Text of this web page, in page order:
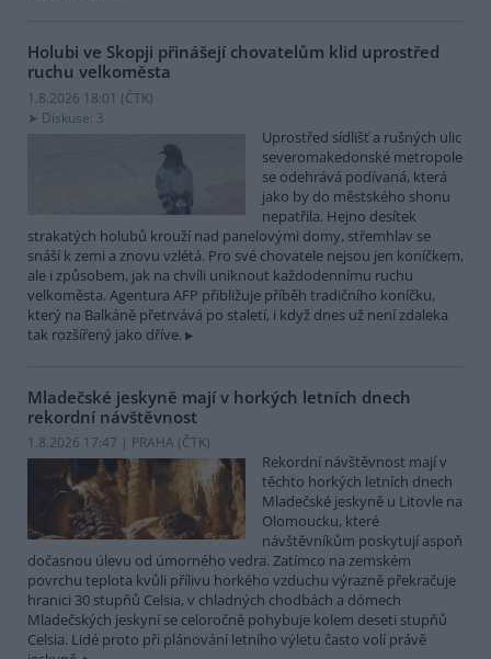
Holubi ve Skopji přinášejí chovatelům klid uprostřed
ruchu velkoměsta
1.8.2026 18:01 (ČTK)
Diskuse: 3
Uprostřed sídlišť a rušných ulic
severomakedonské metropole
se odehrává podívaná, která
jako by do městského shonu
nepatřila. Hejno desítek
strakatých holubů krouží nad panelovými domy, střemhlav se
snáší k zemi a znovu vzlétá. Pro své chovatele nejsou jen koníčkem,
ale i způsobem, jak na chvíli uniknout každodennímu ruchu
velkoměsta. Agentura AFP přibližuje příběh tradičního koníčku,
který na Balkáně přetrvává po staletí, i když dnes už není zdaleka
tak rozšířený jako dříve.
Mladečské jeskyně mají v horkých letních dnech
rekordní návštěvnost
1.8.2026 17:47 | PRAHA (ČTK)
Rekordní návštěvnost mají v
těchto horkých letních dnech
Mladečské jeskyně u Litovle na
Olomoucku, které
návštěvníkům poskytují aspoň
dočasnou úlevu od úmorného vedra. Zatímco na zemském
povrchu teplota kvůli přílivu horkého vzduchu výrazně překračuje
hranici 30 stupňů Celsia, v chladných chodbách a dómech
Mladečských jeskyní se celoročně pohybuje kolem deseti stupňů
Celsia. Lidé proto při plánování letního výletu často volí právě